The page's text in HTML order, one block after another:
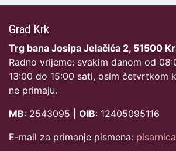
Grad Krk
Trg bana Josipa Jelačića 2, 51500
Radno vrijeme: svakim danom od
13:00 do 15:00 sati, osim četvrtkom
ne primaju.
MB: 2543095 | OIB: 12405095116
E-mail za primanje pismena: